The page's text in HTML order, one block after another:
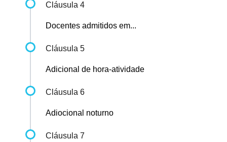
Cláusula 4
Docentes admitidos em...
Cláusula 5
Adicional de hora-atividade
Cláusula 6
Adiocional noturno
Cláusula 7